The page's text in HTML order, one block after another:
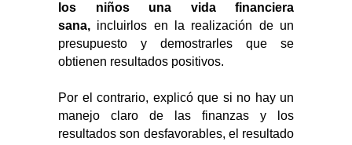
los niños una vida financiera
sana, incluirlos en la realización de un
presupuesto y demostrarles que se
obtienen resultados positivos.
Por el contrario, explicó que si no hay un
manejo claro de las finanzas y los
resultados son desfavorables, el resultado